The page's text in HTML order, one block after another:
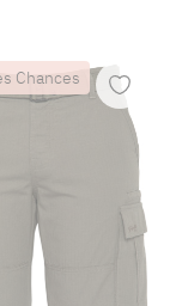
Chances